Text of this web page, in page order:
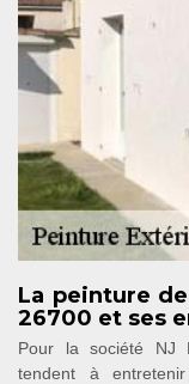
La peinture
26700 et ses
Pour la société NJ
tendent à